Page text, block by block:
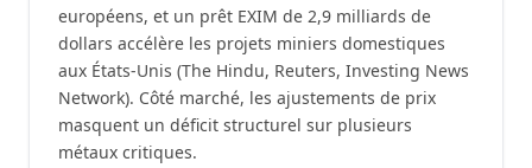
européens, et un prêt EXIM de 2,9 milliards de
dollars accélère les projets miniers domestiques
aux États-Unis (The Hindu, Reuters, Investing News
Network). Côté marché, les ajustements de prix
masquent un déficit structurel sur plusieurs
métaux critiques.